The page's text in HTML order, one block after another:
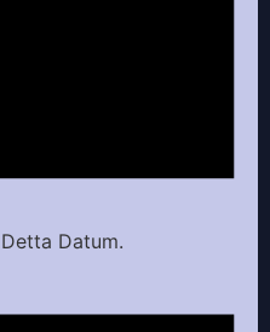
Datum.